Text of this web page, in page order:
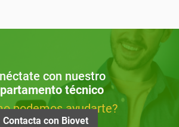
con nuestro
técnico
podemos ayudarte?
Contacta con Biovet